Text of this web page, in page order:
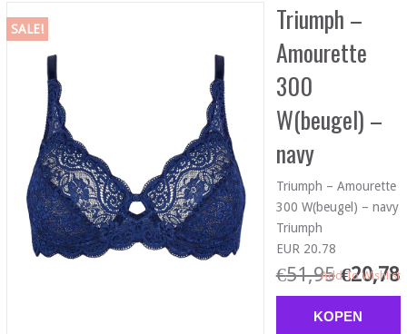
SALE!
Triumph –
Amourette
300
W(beugel) –
navy
Triumph – Amourette
300 W(beugel) – navy
Triumph
EUR 20.78
€51,95 €20,78
KOPEN
Add To Wishlist